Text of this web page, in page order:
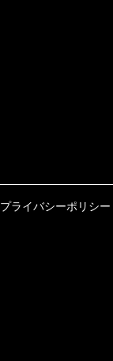
プライバシーポリシー